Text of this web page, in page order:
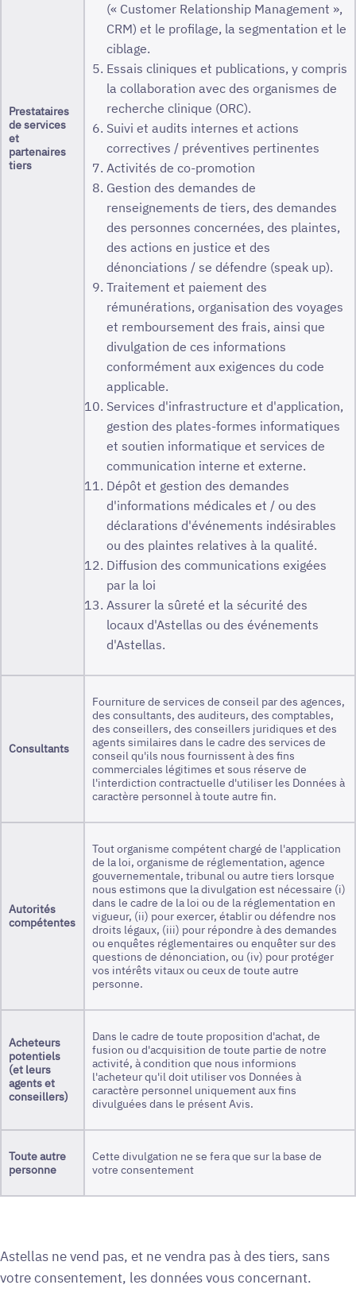
Prestataires
de services
et
partenaires
tiers
(« Customer Relationship Management »,
CRM) et le profilage, la segmentation et le
ciblage.
Essais cliniques et publications, y compris
la collaboration avec des organismes de
recherche clinique (ORC).
Suivi et audits internes et actions
correctives / préventives pertinentes
Activités de co-promotion
Gestion des demandes de
renseignements de tiers, des demandes
des personnes concernées, des plaintes,
des actions en justice et des
dénonciations / se défendre (speak up).
Traitement et paiement des
rémunérations, organisation des voyages
et remboursement des frais, ainsi que
divulgation de ces informations
conformément aux exigences du code
applicable.
Services d'infrastructure et d'application,
gestion des plates-formes informatiques
et soutien informatique et services de
communication interne et externe.
Dépôt et gestion des demandes
d'informations médicales et / ou des
déclarations d'événements indésirables
ou des plaintes relatives à la qualité.
Diffusion des communications exigées
par la loi
Assurer la sûreté et la sécurité des
locaux d'Astellas ou des événements
d'Astellas.
Consultants
Fourniture de services de conseil par des agences,
des consultants, des auditeurs, des comptables,
des conseillers, des conseillers juridiques et des
agents similaires dans le cadre des services de
conseil qu'ils nous fournissent à des fins
commerciales légitimes et sous réserve de
l'interdiction contractuelle d'utiliser les Données à
caractère personnel à toute autre fin.
Autorités
compétentes
Tout organisme compétent chargé de l'application
de la loi, organisme de réglementation, agence
gouvernementale, tribunal ou autre tiers lorsque
nous estimons que la divulgation est nécessaire (i)
dans le cadre de la loi ou de la réglementation en
vigueur, (ii) pour exercer, établir ou défendre nos
droits légaux, (iii) pour répondre à des demandes
ou enquêtes réglementaires ou enquêter sur des
questions de dénonciation, ou (iv) pour protéger
vos intérêts vitaux ou ceux de toute autre
personne.
Acheteurs
potentiels
(et leurs
agents et
conseillers)
Dans le cadre de toute proposition d'achat, de
fusion ou d'acquisition de toute partie de notre
activité, à condition que nous informions
l'acheteur qu'il doit utiliser vos Données à
caractère personnel uniquement aux fins
divulguées dans le présent Avis.
Touteautre
personne
Cette divulgation ne se fera que sur la base de
votre consentement
Astellas ne vend pas, et ne vendra pas à des tiers, sans
votre consentement, les données vous concernant.